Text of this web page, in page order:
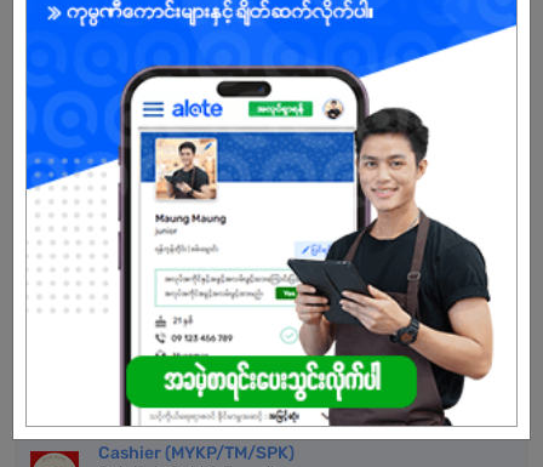
သက်တမ်းကုန်သွားပါပြီ
အကောင့်မရှိသေးဘူးလား?
နောက်ထပ်အလားတူအလုပ်များ
Sales Cashier
MiThaSu Mart
ဒဂုံမြို့သစ်မြောက်ပိုင်း | ရန်ကုန်တိုင်း
Cashier (MYKP/TM/SPK)